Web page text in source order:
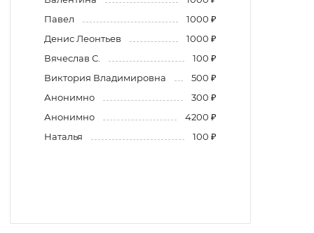
Павел
1000 ₽
Денис Леонтьев
1000 ₽
Вячеслав С.
100 ₽
Виктория Владимировна
500 ₽
Анонимно
300 ₽
Анонимно
4200 ₽
Наталья
100 ₽